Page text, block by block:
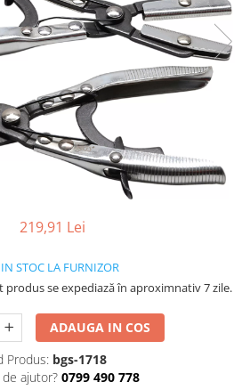
219,91 Lei
IN STOC LA FURNIZOR
produs se expediază în aproximnativ 7 zile.
ADAUGA IN COS
Produs: bgs-1718
ajutor? 0799 490 778